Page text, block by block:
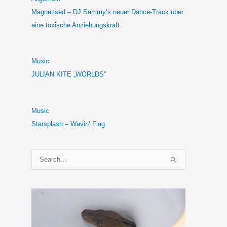
Magnetised – DJ Sammy‘s neuer Dance-Track über
eine toxische Anziehungskraft
Music
JULIAN KITE „WORLDS“
Music
Starsplash – Wavin‘ Flag
u